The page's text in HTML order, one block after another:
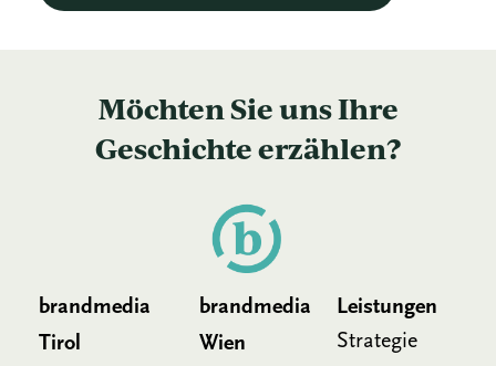
Möchten Sie uns Ihre
Geschichte erzählen?
brandmedia
Tirol
brandmedia
Wien
Leistungen
Strategie